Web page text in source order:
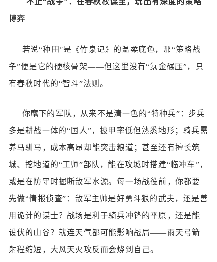
不止“战争”：在春秋权谋里，玩出有深度的策略
博弈
若说“种田”是《竹泉记》的温柔底色，那“策略战
争”便是它的硬核骨架——但这里没有“氪金碾压”，只
有春秋时代的“智斗”法则。
你麾下的军队，从来不是清一色的“特种兵”：步兵
多是耕战一体的“国人”，披甲率低但熟悉地形；骑兵需
养马驯马，成本高昂却能突击粮道；甚至还有擅长筑
城、挖地道的“工师”部队，能在攻城时搭建“临冲车”，
或是在防守时掘断敌军水源。每一场战役前，你都要
先做“情报侦查”：敌军主帅是好勇斗狠的武夫，还是善
用诡计的谋士？战场是利于骑兵冲锋的平原，还是能
设伏的山谷？就连天气都可能影响战局——雨天弓箭
射程缩短，大风天火攻反而会烧到自己。